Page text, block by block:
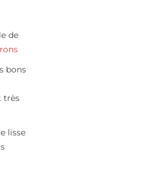
de
bons
très
lisse